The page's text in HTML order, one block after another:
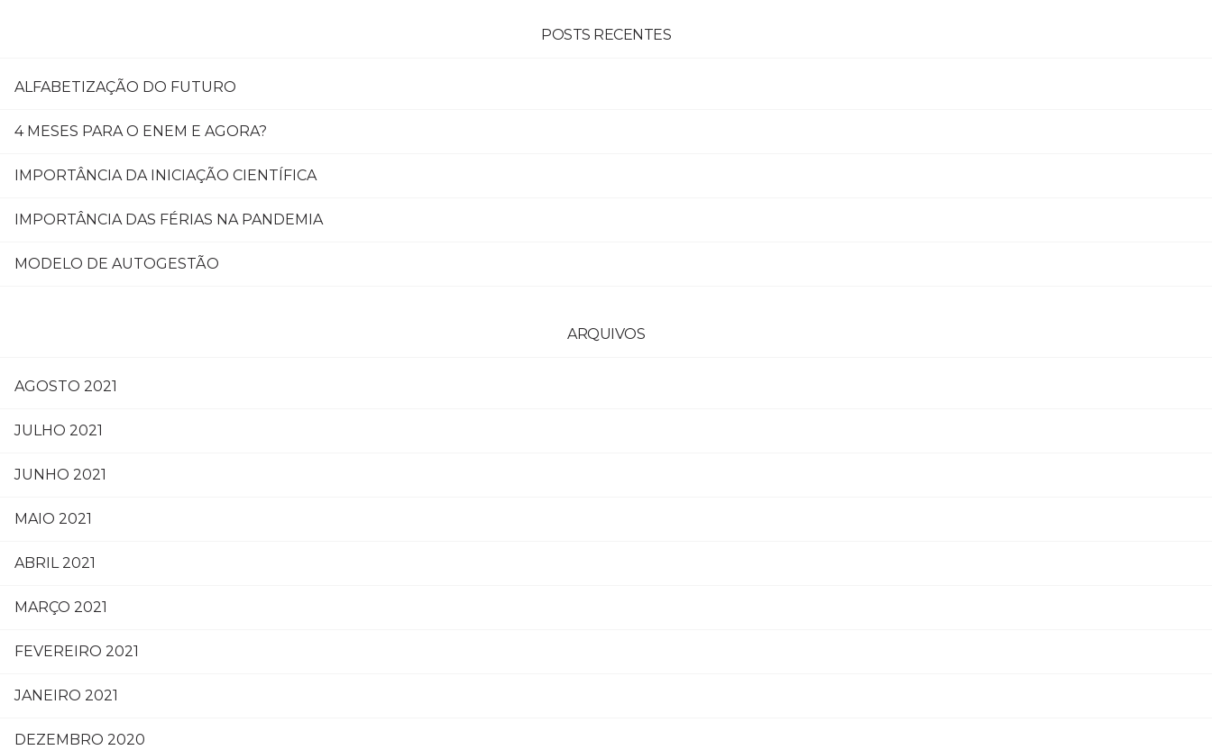
POSTS RECENTES
ALFABETIZAÇÃO DO FUTURO
4 MESES PARA O ENEM E AGORA?
IMPORTÂNCIA DA INICIAÇÃO CIENTÍFICA
IMPORTÂNCIA DAS FÉRIAS NA PANDEMIA
MODELO DE AUTOGESTÃO
ARQUIVOS
AGOSTO 2021
JULHO 2021
JUNHO 2021
MAIO 2021
ABRIL 2021
MARÇO 2021
FEVEREIRO 2021
JANEIRO 2021
DEZEMBRO 2020